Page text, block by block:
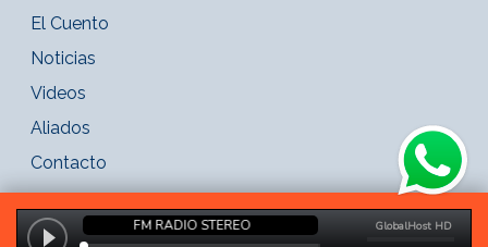
El Cuento
Noticias
Videos
Aliados
Contacto
Copyright 2021 - FM Radio Stereo. Todos los derechos reservados.